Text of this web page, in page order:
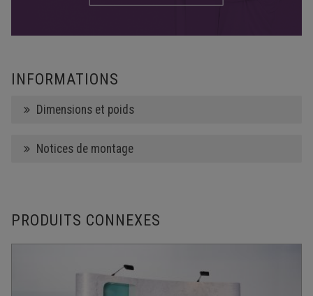
INFORMATIONS
Dimensions et poids
Notices de montage
PRODUITS CONNEXES